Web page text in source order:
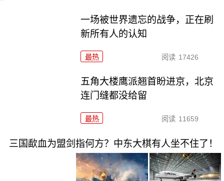
一场被世界遗忘的战争，正在刷
新所有人的认知
最热 阅读 17426
五角大楼鹰派翘首盼进京，北京
连门缝都没给留
最热 阅读 11659
三国歃血为盟剑指何方？中东大棋有人坐不住了！